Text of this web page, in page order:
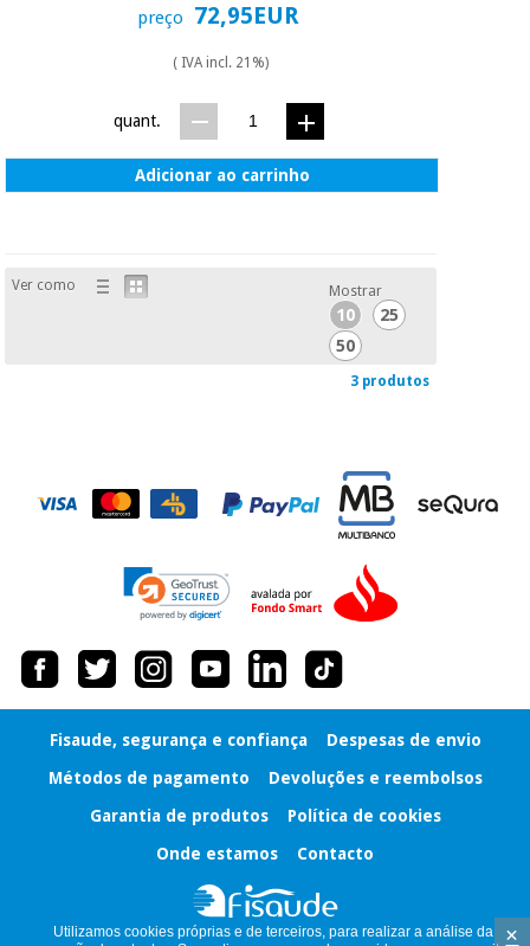
preço 72,95EUR
( IVA incl. 21%)
quant.
Adicionar ao carrinho
Ver como Mostrar
10
25
50
3 produtos
Fisaude, segurança e confiança
Despesas de envio
Métodos de pagamento
Devoluções e reembolsos
Garantia de produtos
Política de cookies
Onde estamos
Contacto
Utilizamos cookies próprias e de terceiros, para realizar a análise da
×